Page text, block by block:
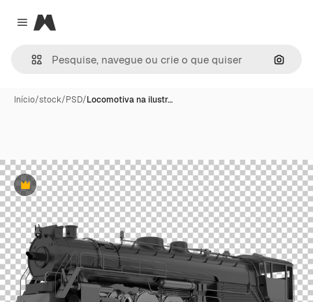
Close menu
Magnific
Início/stock/PSD/Locomotiva na ilustr…
Premium